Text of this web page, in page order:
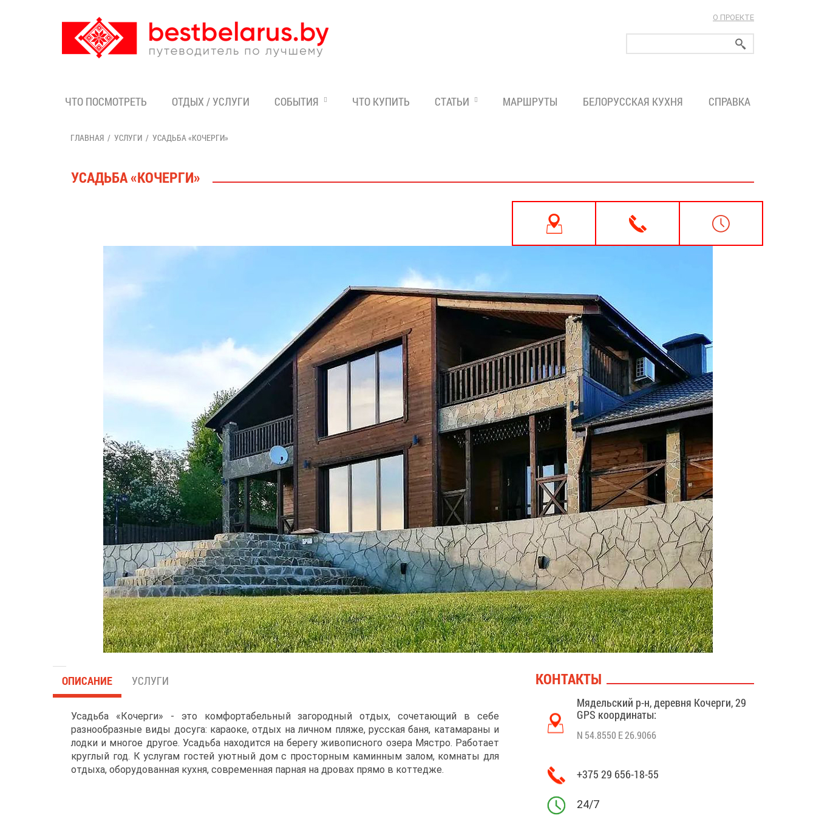
О ПРОЕКТЕ
ЧТО ПОСМОТРЕТЬ ОТДЫХ / УСЛУГИ СОБЫТИЯ ЧТО КУПИТЬ СТАТЬИ МАРШРУТЫ БЕЛОРУССКАЯ КУХНЯ СПРАВКА
ГЛАВНАЯ УСЛУГИ УСАДЬБА «КОЧЕРГИ»
УСАДЬБА «КОЧЕРГИ»
ОПИСАНИЕ УСЛУГИ
Усадьба «Кочерги» - это комфортабельный загородный отдых, сочетающий в себе
разнообразные виды досуга: караоке, отдых на личном пляже, русская баня, катамараны и
лодки и многое другое. Усадьба находится на берегу живописного озера Мястро. Работает
круглый год. К услугам гостей уютный дом с просторным каминным залом, комнаты для
отдыха, оборудованная кухня, современная парная на дровах прямо в коттедже.
КОНТАКТЫ
Мядельский р-н, деревня Кочерги, 29
GPS координаты:
N 54.8550 E 26.9066
+375 29 656-18-55
24/7